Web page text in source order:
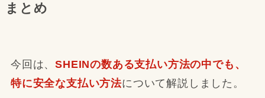
まとめ
今回は、SHEINの数ある支払い方法の中でも、
特に安全な支払い方法について解説しました。